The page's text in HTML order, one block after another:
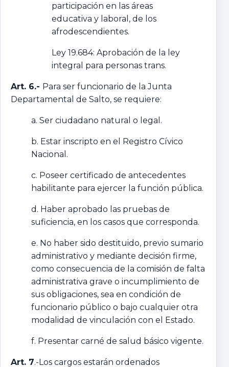
participación en las áreas
educativa y laboral, de los
afrodescendientes.
Ley 19.684: Aprobación de la ley
integral para personas trans.
Art. 6.- Para ser funcionario de la Junta
Departamental de Salto, se requiere:
a. Ser ciudadano natural o legal.
b. Estar inscripto en el Registro Cívico
Nacional.
c. Poseer certificado de antecedentes
habilitante para ejercer la función pública.
d. Haber aprobado las pruebas de
suficiencia, en los casos que corresponda.
e. No haber sido destituido, previo sumario
administrativo y mediante decisión firme,
como consecuencia de la comisión de falta
administrativa grave o incumplimiento de
sus obligaciones, sea en condición de
funcionario público o bajo cualquier otra
modalidad de vinculación con el Estado.
f. Presentar carné de salud básico vigente.
Art. 7.-Los cargos estarán ordenados